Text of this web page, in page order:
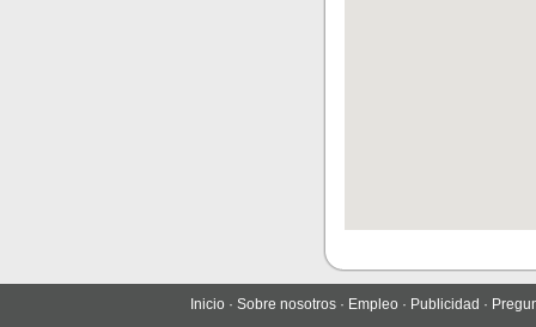
Inicio ·Sobre nosotros · Empleo · Publicidad ·